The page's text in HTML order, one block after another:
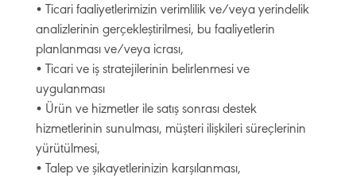
• Ticari faaliyetlerimizin verimlilik ve/veya yerindelik
analizlerinin gerçekleştirilmesi, bu faaliyetlerin
planlanması ve/veya icrası,
• Ticari ve iş stratejilerinin belirlenmesi ve
uygulanması
• Ürün ve hizmetler ile satış sonrası destek
hizmetlerinin sunulması, müşteri ilişkileri süreçlerinin
yürütülmesi,
• Talep ve şikayetlerinizin karşılanması,